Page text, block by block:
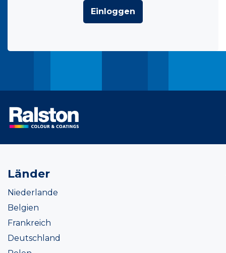
Einloggen
Länder
Niederlande
Belgien
Frankreich
Deutschland